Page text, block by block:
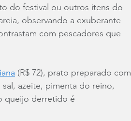
do festival ou outros itens do
observando a exuberante
com pescadores que
(R$ 72), prato preparado com
azeite, pimenta do reino,
queijo derretido é